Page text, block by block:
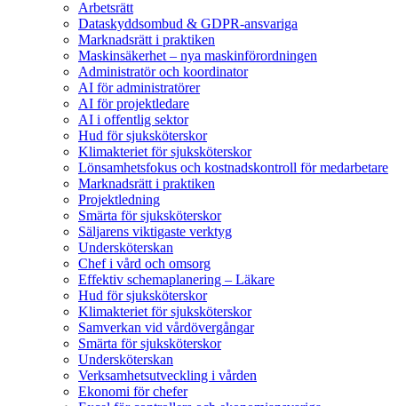
Arbetsrätt
Dataskyddsombud & GDPR-ansvariga
Marknadsrätt i praktiken
Maskinsäkerhet – nya maskinförordningen
Administratör och koordinator
AI för administratörer
AI för projektledare
AI i offentlig sektor
Hud för sjuksköterskor
Klimakteriet för sjuksköterskor
Lönsamhetsfokus och kostnadskontroll för medarbetare
Marknadsrätt i praktiken
Projektledning
Smärta för sjuksköterskor
Säljarens viktigaste verktyg
Undersköterskan
Chef i vård och omsorg
Effektiv schemaplanering – Läkare
Hud för sjuksköterskor
Klimakteriet för sjuksköterskor
Samverkan vid vårdövergångar
Smärta för sjuksköterskor
Undersköterskan
Verksamhetsutveckling i vården
Ekonomi för chefer